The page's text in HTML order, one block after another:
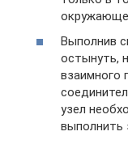
Выполнив
остынуть,
взаимного
узел
выполнить